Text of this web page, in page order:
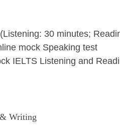
30 minutes;
mock Speaking test
IELTS Listening and
Writing